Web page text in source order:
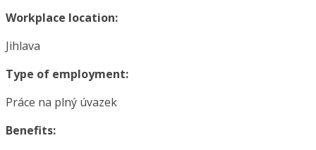
Workplace location:
Jihlava
Type of employment:
Práce na plný úvazek
Benefits: